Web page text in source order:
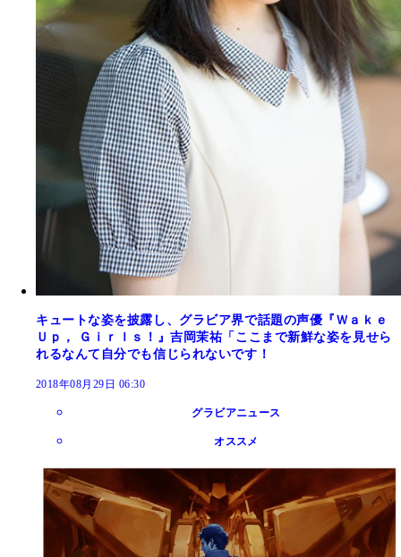
キュートな姿を披露し、グラビア界で話題の声優『Ｗａｋｅ
Ｕｐ， Ｇｉｒｌｓ！』吉岡茉祐「ここまで新鮮な姿を見せら
れるなんて自分でも信じられないです！
2018年08月29日 06:30
グラビアニュース
オススメ